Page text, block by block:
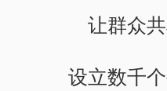
让群众
设立数千